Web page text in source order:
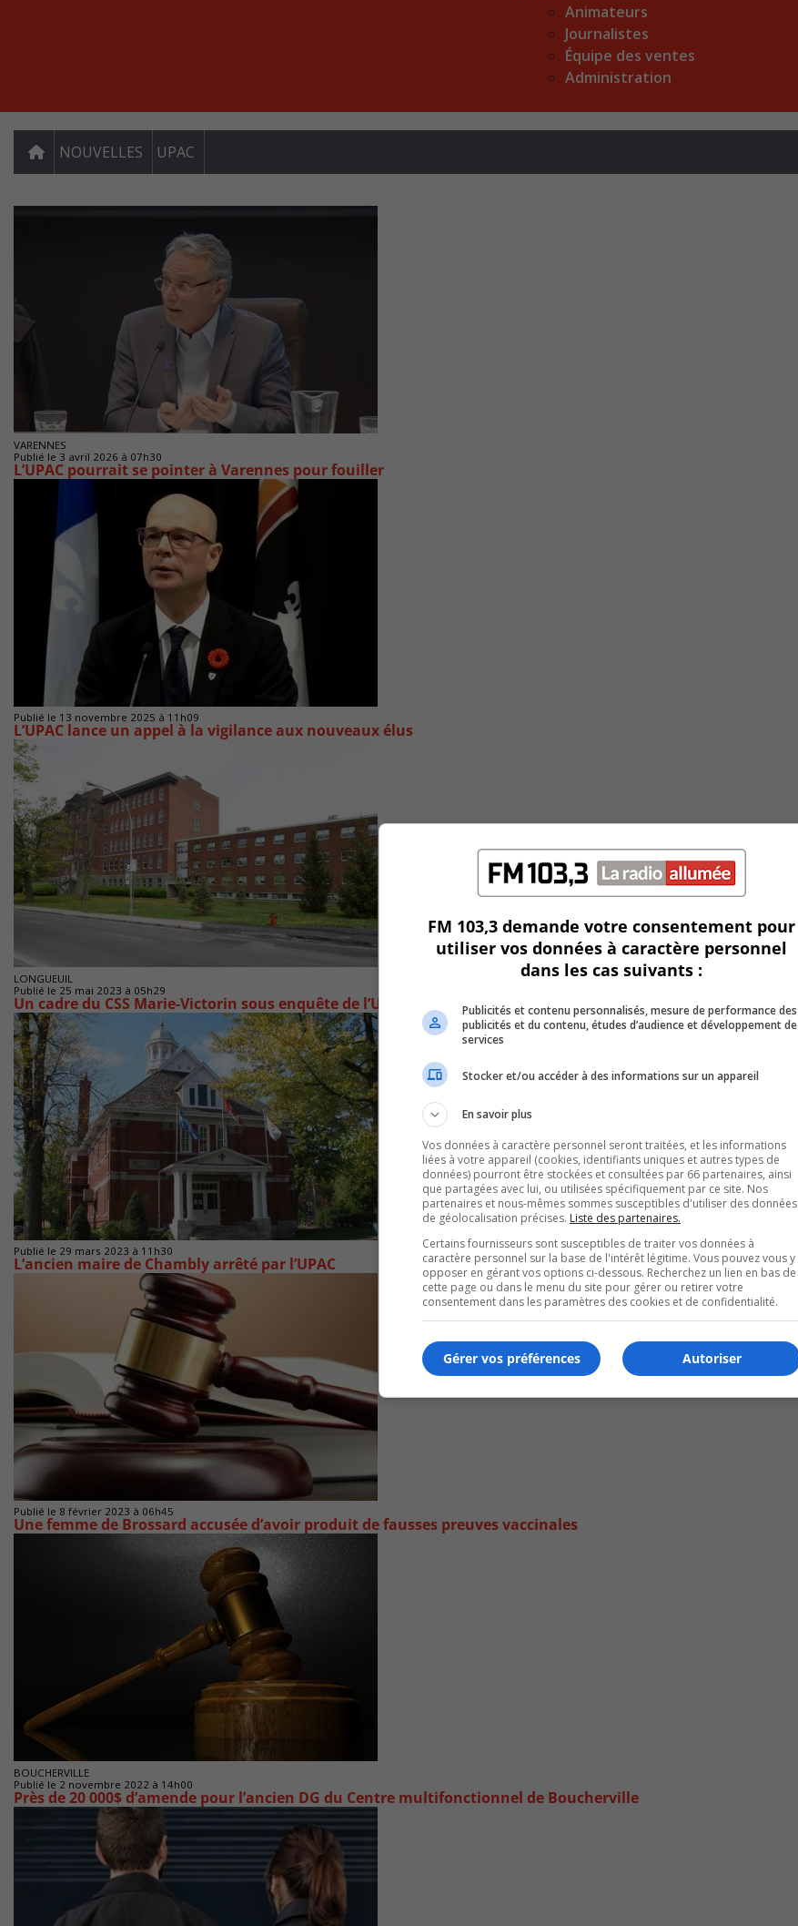
Animateurs
Journalistes
Équipe des ventes
Administration
NOUVELLES UPAC
VARENNES
Publié le 3 avril 2026 à 07h30
L’UPAC pourrait se pointer à Varennes pour fouiller
Publié le 13 novembre 2025 à 11h09
L’UPAC lance un appel à la vigilance aux nouveaux élus
LONGUEUIL
Publié le 25 mai 2023 à 05h29
Un cadre du CSS Marie-Victorin sous enquête de l’UPAC
Publié le 29 mars 2023 à 11h30
L’ancien maire de Chambly arrêté par l’UPAC
Publié le 8 février 2023 à 06h45
Une femme de Brossard accusée d’avoir produit de fausses preuves vaccinales
BOUCHERVILLE
Publié le 2 novembre 2022 à 14h00
Près de 20 000$ d’amende pour l’ancien DG du Centre multifonctionnel de Boucherville
FM 103,3 demande votre consentement pour
utiliser vos données à caractère personnel
dans les cas suivants :
Publicités et contenu personnalisés, mesure de performance des
publicités et du contenu, études d’audience et développement de
services
Stocker et/ou accéder à des informations sur un appareil
En savoir plus
Vos données à caractère personnel seront traitées, et les informations
liées à votre appareil (cookies, identifiants uniques et autres types de
données) pourront être stockées et consultées par 66 partenaires, ainsi
que partagées avec lui, ou utilisées spécifiquement par ce site. Nos
partenaires et nous-mêmes sommes susceptibles d'utiliser des données
de géolocalisation précises. Liste des partenaires.
Certains fournisseurs sont susceptibles de traiter vos données à
caractère personnel sur la base de l'intérêt légitime. Vous pouvez vous y
opposer en gérant vos options ci-dessous. Recherchez un lien en bas de
cette page ou dans le menu du site pour gérer ou retirer votre
consentement dans les paramètres des cookies et de confidentialité.
Autoriser
Gérer vos préférences